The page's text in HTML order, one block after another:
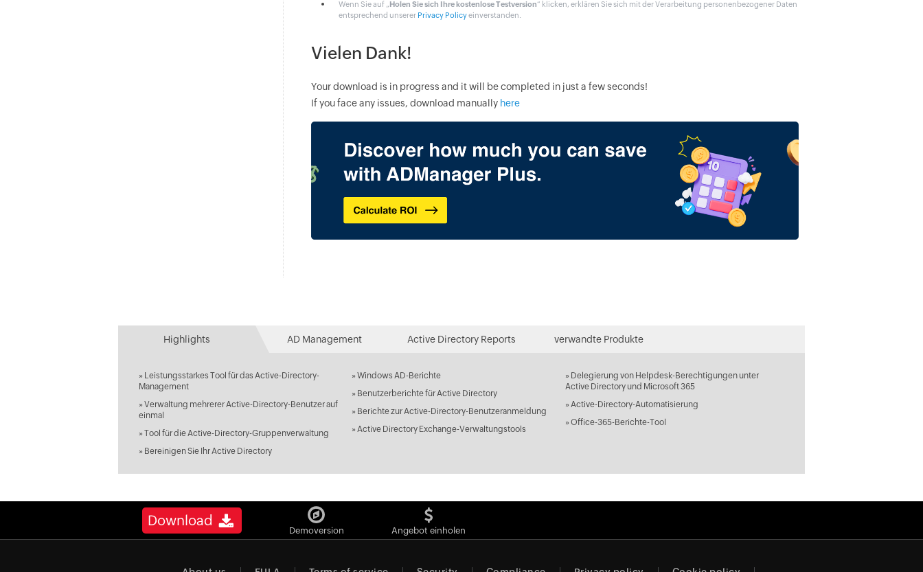
Wenn Sie auf „ Holen Sie sich Ihre kostenlose Testversion“ klicken, erklären Sie sich mit der Verarbeitung personenbezogener Daten
entsprechend unserer Privacy Policyeinverstanden.
Vielen Dank!
Your download is in progress and it will be completed in just a few seconds!
If you face any issues, download manually here
Highlights AD Management Active Directory Reports verwandte Produkte
» Leistungsstarkes Tool für das Active-Directory-
Management
» Verwaltung mehrerer Active-Directory-Benutzer auf
einmal
» Tool für die Active-Directory-Gruppenverwaltung
» Bereinigen Sie Ihr Active Directory
»Windows AD-Berichte
» Benutzerberichte für Active Directory
» Berichte zur Active-Directory-Benutzeranmeldung
»Active Directory Exchange-Verwaltungstools
» Delegierung von Helpdesk-Berechtigungen unter
Active Directory und Microsoft 365
» Active-Directory-Automatisierung
» Office-365-Berichte-Tool
Download
Demoversion Angebot einholen